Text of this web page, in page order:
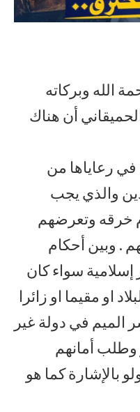
الله وبركاته
أن هناك
في رعاياها من
والذي يجب
خرقه وتعرضهم
. وبين أحكام
إسلامية سواء كان
او مقيما او زائرا
الميم في دولة غير
وطلب أمانهم
بالإشارة كما هو